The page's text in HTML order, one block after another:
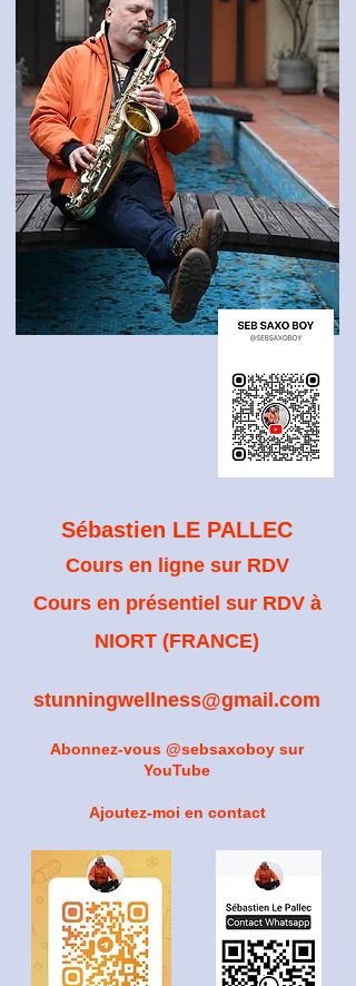
Sébastien LE PALLEC
Cours en ligne sur RDV
Cours en présentiel sur RDV à
NIORT (FRANCE)
stunningwellness@gmail.com
Abonnez-vous @sebsaxoboy sur
YouTube
Ajoutez-moi en contact​